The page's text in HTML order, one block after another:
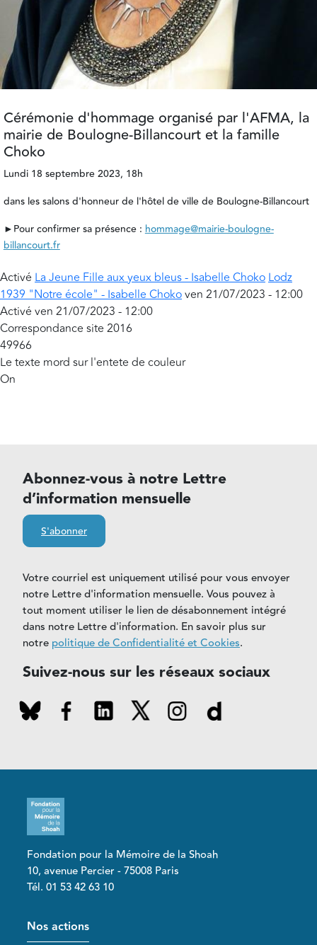
Cérémonie d'hommage organisé par l'AFMA, la
mairie de Boulogne-Billancourt et la famille
Choko
Lundi 18 septembre 2023, 18h
dans les salons d'honneur de l'hôtel de ville de Boulogne-Billancourt
►Pour confirmer sa présence :hommage@mairie-boulogne-
billancourt.fr
Activé La Jeune Fille aux yeux bleus - Isabelle Choko Lodz
1939 "Notre école" - Isabelle Chokoven 21/07/2023 - 12:00
Activé ven 21/07/2023 - 12:00
Correspondance site 2016
49966
Le texte mord sur l'entete de couleur
On
Abonnez-vous à notre Lettre
d’information mensuelle
S'abonner
Votre courriel est uniquement utilisé pour vous envoyer
notre Lettre d'information mensuelle. Vous pouvez à
tout moment utiliser le lien de désabonnement intégré
dans notre Lettre d'information. En savoir plus sur
notre politique de Confidentialité et Cookies.
Suivez-nous sur les réseaux sociaux
Fondation pour la Mémoire de la Shoah
10, avenue Percier - 75008 Paris
Tél. 01 53 42 63 10
Pied de page
Nos actions